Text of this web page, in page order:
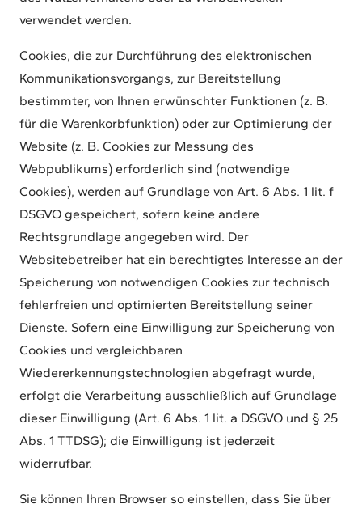
verwendet werden.
Cookies, die zur Durchführung des elektronischen
Kommunikationsvorgangs, zur Bereitstellung
bestimmter, von Ihnen erwünschter Funktionen (z. B.
für die Warenkorbfunktion) oder zur Optimierung der
Website (z. B. Cookies zur Messung des
Webpublikums) erforderlich sind (notwendige
Cookies), werden auf Grundlage von Art. 6 Abs. 1 lit. f
DSGVO gespeichert, sofern keine andere
Rechtsgrundlage angegeben wird. Der
Websitebetreiber hat ein berechtigtes Interesse an der
Speicherung von notwendigen Cookies zur technisch
fehlerfreien und optimierten Bereitstellung seiner
Dienste. Sofern eine Einwilligung zur Speicherung von
Cookies und vergleichbaren
Wiedererkennungstechnologien abgefragt wurde,
erfolgt die Verarbeitung ausschließlich auf Grundlage
dieser Einwilligung (Art. 6 Abs. 1 lit. a DSGVO und § 25
Abs. 1 TTDSG); die Einwilligung ist jederzeit
widerrufbar.
Sie können Ihren Browser so einstellen, dass Sie über